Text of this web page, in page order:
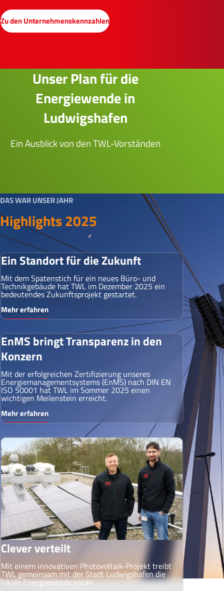
Zu den Unternehmenskennzahlen
Unser Plan für die
Energiewende in
Ludwigshafen
Ein Ausblick von den TWL-Vorständen
DAS WAR UNSER JAHR
Highlights 2025
Ein Standort für die Zukunft
Mit dem Spatenstich für ein neues Büro- und
Technikgebäude hat TWL im Dezember 2025 ein
bedeutendes Zukunftsprojekt gestartet.
Mehr erfahren
EnMS bringt Transparenz in den
Konzern
Mit der erfolgreichen Zertifizierung unseres
Energiemanagementsystems (EnMS) nach DIN EN
ISO 50001 hat TWL im Sommer 2025 einen
wichtigen Meilenstein erreicht.
Mehr erfahren
Clever verteilt
Mit einem innovativen Photovoltaik-Projekt treibt
TWL gemeinsam mit der Stadt Ludwigshafen die
lokale Energiewende voran.